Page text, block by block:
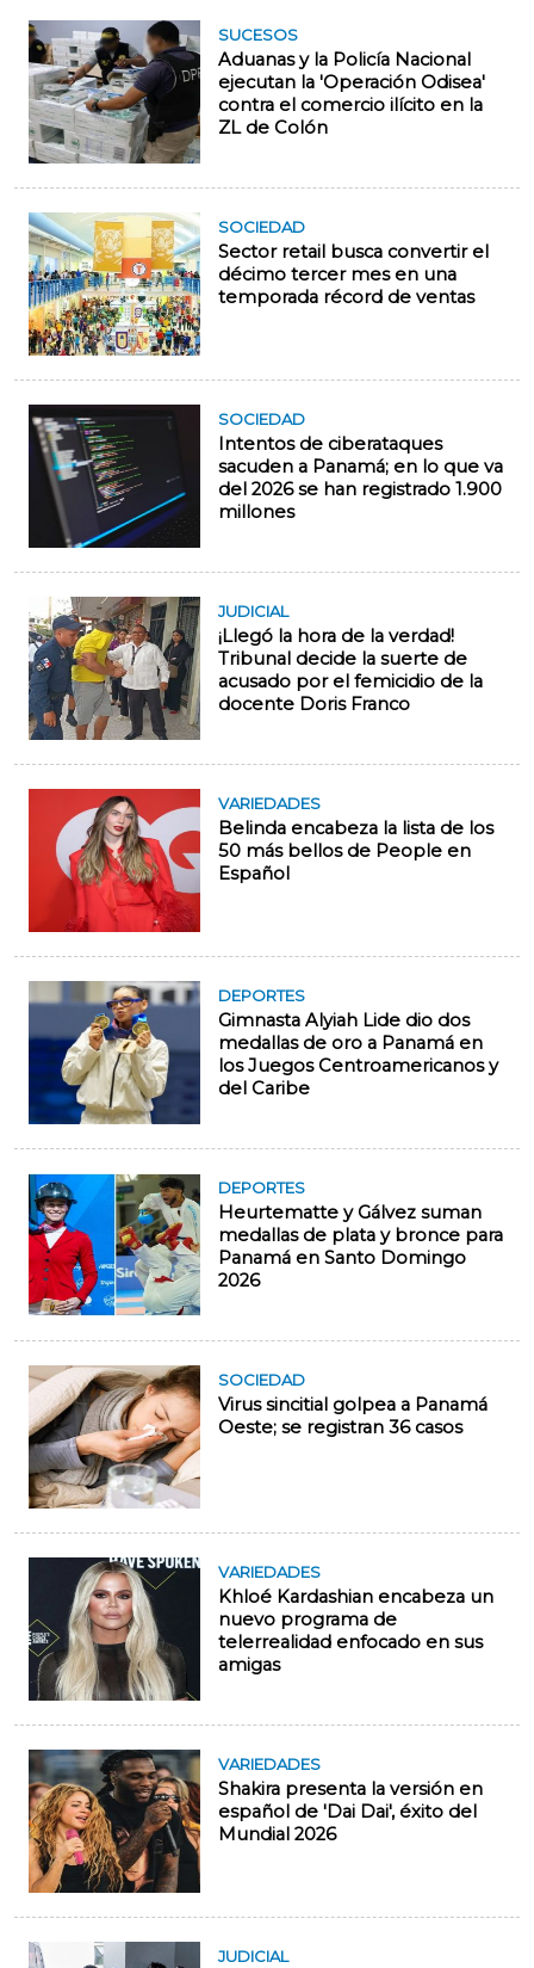
SUCESOS
Aduanas y la Policía Nacional
ejecutan la 'Operación Odisea'
contra el comercio ilícito en la
ZL de Colón
SOCIEDAD
Sector retail busca convertir el
décimo tercer mes en una
temporada récord de ventas
SOCIEDAD
Intentos de ciberataques
sacuden a Panamá; en lo que va
del 2026 se han registrado 1.900
millones
JUDICIAL
¡Llegó la hora de la verdad!
Tribunal decide la suerte de
acusado por el femicidio de la
docente Doris Franco
VARIEDADES
Belinda encabeza la lista de los
50 más bellos de People en
Español
DEPORTES
Gimnasta Alyiah Lide dio dos
medallas de oro a Panamá en
los Juegos Centroamericanos y
del Caribe
DEPORTES
Heurtematte y Gálvez suman
medallas de plata y bronce para
Panamá en Santo Domingo
2026
SOCIEDAD
Virus sincitial golpea a Panamá
Oeste; se registran 36 casos
VARIEDADES
Khloé Kardashian encabeza un
nuevo programa de
telerrealidad enfocado en sus
amigas
VARIEDADES
Shakira presenta la versión en
español de 'Dai Dai', éxito del
Mundial 2026
JUDICIAL